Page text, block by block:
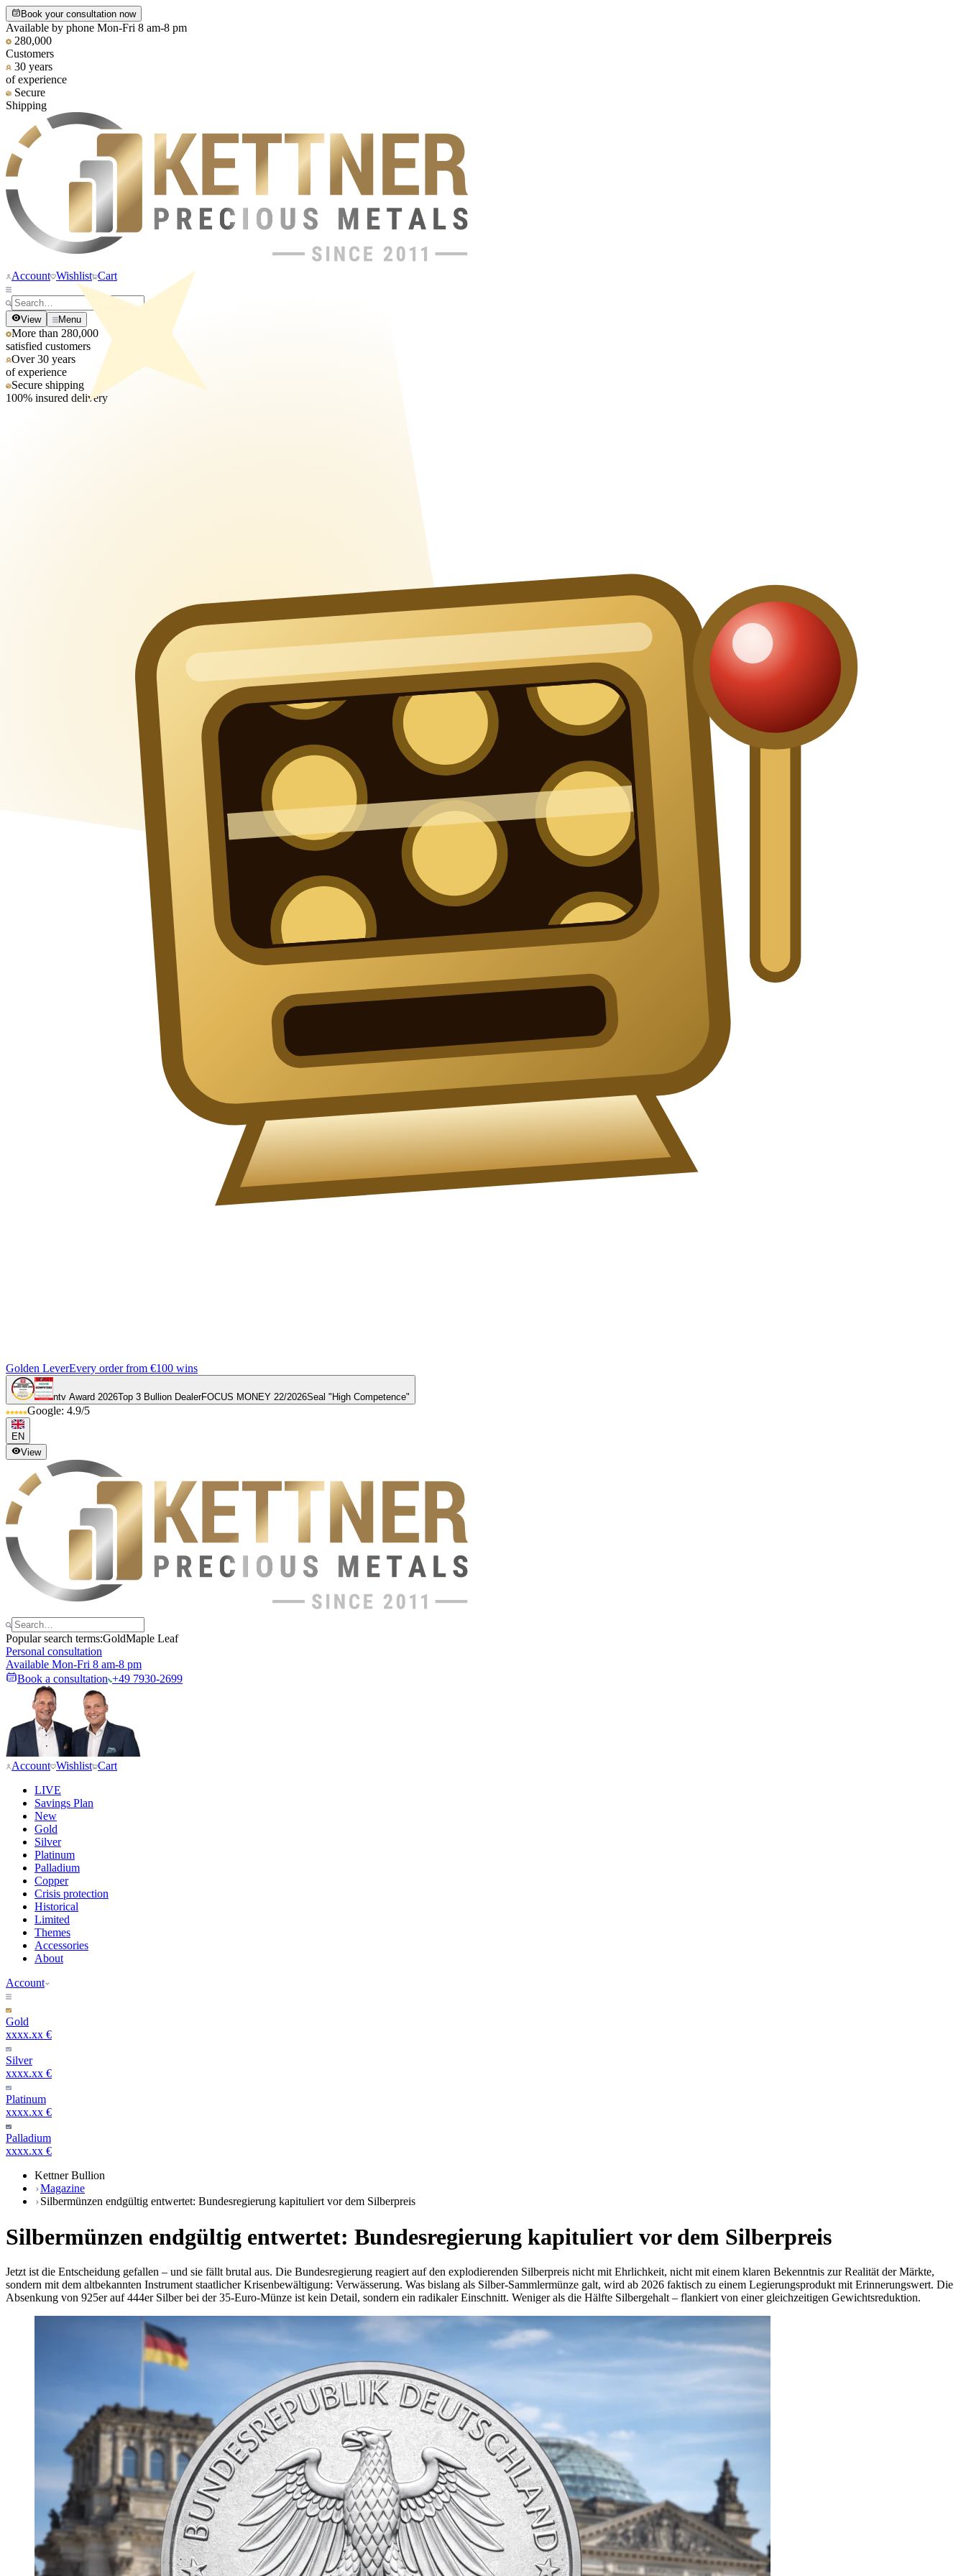
Book your consultation now
Available by phone Mon-Fri 8 am-8 pm
280,000
Customers
30 years
of experience
Secure
Shipping
Account Wishlist Cart
View Menu
More than 280,000
satisfied customers
Over 30 years
of experience
Secure shipping
100% insured delivery
Golden LeverEvery order from €100 wins
ntv Award 2026Top 3 Bullion DealerFOCUS MONEY 22/2026Seal "High Competence"
Google: 4.9/5
EN
View
Popular search terms:GoldMaple Leaf
Personal consultation
Available Mon-Fri 8 am-8 pm
Book a consultation +49 7930-2699
Account Wishlist Cart
LIVE
Savings Plan
New
Gold
Silver
Platinum
Palladium
Copper
Crisis protection
Historical
Limited
Themes
Accessories
About
Account
Gold
xxxx.xx €
Silver
xxxx.xx €
Platinum
xxxx.xx €
Palladium
xxxx.xx €
Kettner Bullion
Magazine
Silbermünzen endgültig entwertet: Bundesregierung kapituliert vor dem Silberpreis
Silbermünzen endgültig entwertet: Bundesregierung kapituliert vor dem Silberpreis
Jetzt ist die Entscheidung gefallen – und sie fällt brutal aus. Die Bundesregierung reagiert auf den explodierenden Silberpreis nicht mit Ehrlichkeit, nicht mit einem klaren Bekenntnis zur Realität der Märkte,
sondern mit dem altbekannten Instrument staatlicher Krisenbewältigung: Verwässerung. Was bislang als Silber-Sammlermünze galt, wird ab 2026 faktisch zu einem Legierungsprodukt mit Erinnerungswert. Die
Absenkung von 925er auf 444er Silber bei der 35-Euro-Münze ist kein Detail, sondern ein radikaler Einschnitt. Weniger als die Hälfte Silbergehalt – flankiert von einer gleichzeitigen Gewichtsreduktion.